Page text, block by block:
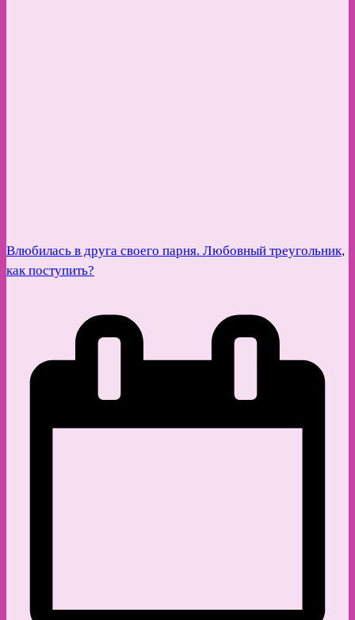
Влюбилась в друга своего парня. Любовный треугольник,
как поступить?